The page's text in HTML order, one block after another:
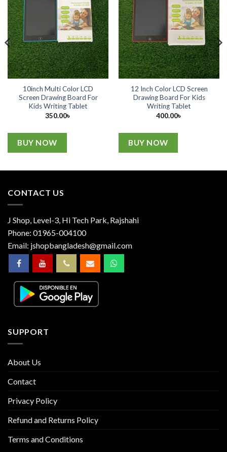
10inch Multi Color LCD
Screen Drawing Board For
Kids Writing Tablet
350.00৳
BUY NOW
12 Inch Color LCD Screen
Drawing Board For Kids
Writing Tablet
400.00৳
BUY NOW
CONTACT US
J Shop, Level-3, Hi Tech Park, Rajshahi
Phone: 01965-004100
Email: jshopbangladesh@gmail.com
SUPPORT
About Us
Contact
Privacy Policy
Refund and Returns Policy
Terms and Conditions